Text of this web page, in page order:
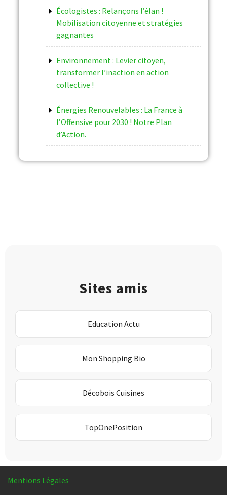
Écologistes : Relançons l’élan !
Mobilisation citoyenne et stratégies
gagnantes
Environnement : Levier citoyen,
transformer l’inaction en action
collective !
Énergies Renouvelables : La France à
l’Offensive pour 2030 ! Notre Plan
d’Action.
Sites amis
Education Actu
Mon Shopping Bio
Décobois Cuisines
TopOnePosition
Mentions Légales